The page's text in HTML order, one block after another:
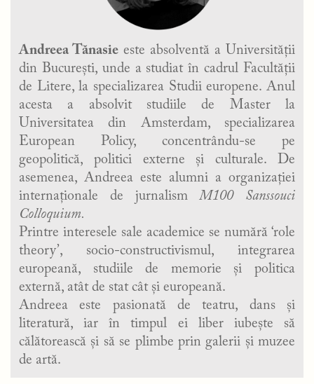
Andreea Tănasie este absolventă a Universității
din București, unde a studiat în cadrul Facultății
de Litere, la specializarea Studii europene. Anul
acesta a absolvit studiile de Master la
Universitatea din Amsterdam, specializarea
European Policy, concentrându-se pe
geopolitică, politici externe și culturale. De
asemenea, Andreea este alumni a organizației
internaționale de jurnalismM100 Sanssouci
Colloquium.
Printre interesele sale academice se numără ‘role
theory’, socio-constructivismul, integrarea
europeană, studiile de memorie și politica
externă, atât de stat cât și europeană.
Andreea este pasionată de teatru, dans și
literatură, iar în timpul ei liber iubește să
călătorească și să se plimbe prin galerii și muzee
de artă.